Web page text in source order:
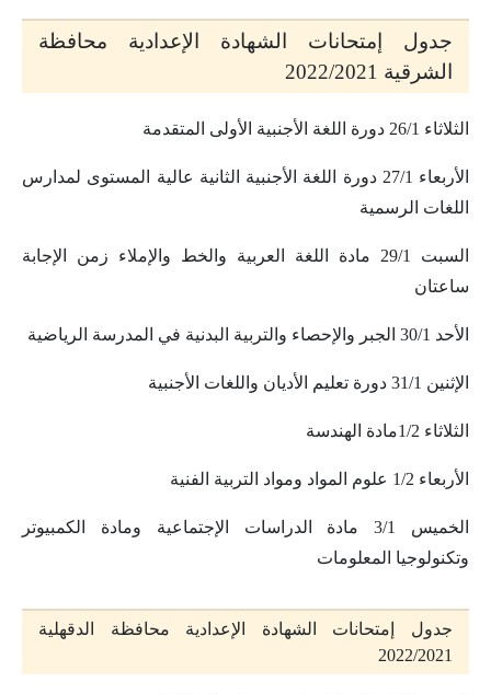
جدول إمتحانات الشهادة الإعدادية محافظة
الشرقية 2022/2021
الثلاثاء 26/1 دورة اللغة الأجنبية الأولى المتقدمة
الأربعاء 27/1 دورة اللغة الأجنبية الثانية عالية المستوى لمدارس
اللغات الرسمية
السبت 29/1 مادة اللغة العربية والخط والإملاء زمن الإجابة
ساعتان
الأحد 30/1 الجبر والإحصاء والتربية البدنية في المدرسة الرياضية
الإثنين 31/1 دورة تعليم الأديان واللغات الأجنبية
الثلاثاء 1/2مادة الهندسة
الأربعاء 1/2 علوم المواد ومواد التربية الفنية
الخميس 3/1 مادة الدراسات الإجتماعية ومادة الكمبيوتر
وتكنولوجيا المعلومات
جدول إمتحانات الشهادة الإعدادية محافظة الدقهلية
2022/2021